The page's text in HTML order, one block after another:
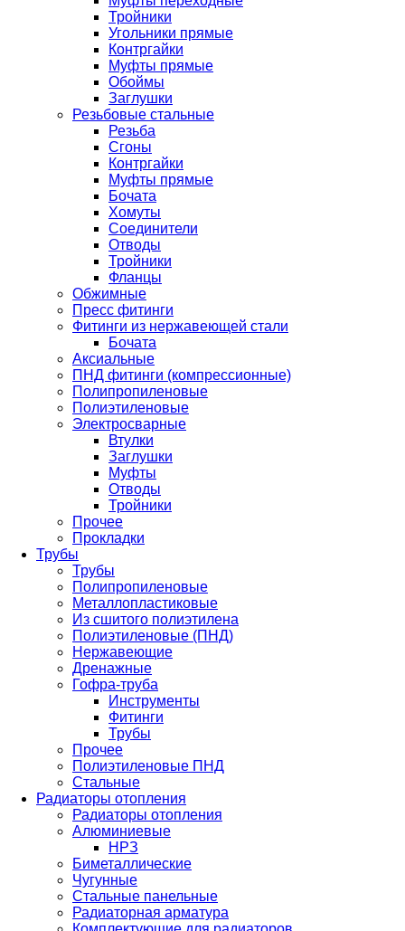
Тройники
Угольники прямые
Контргайки
Муфты прямые
Обоймы
Заглушки
Резьбовые стальные
Резьба
Сгоны
Контргайки
Муфты прямые
Бочата
Хомуты
Соединители
Отводы
Тройники
Фланцы
Обжимные
Пресс фитинги
Фитинги из нержавеющей стали
Бочата
Аксиальные
ПНД фитинги (компрессионные)
Полипропиленовые
Полиэтиленовые
Электросварные
Втулки
Заглушки
Муфты
Отводы
Тройники
Прочее
Прокладки
Трубы
Трубы
Полипропиленовые
Металлопластиковые
Из сшитого полиэтилена
Полиэтиленовые (ПНД)
Нержавеющие
Дренажные
Гофра-труба
Инструменты
Фитинги
Трубы
Прочее
Полиэтиленовые ПНД
Стальные
Радиаторы отопления
Радиаторы отопления
Алюминиевые
НРЗ
Биметаллические
Чугунные
Стальные панельные
Радиаторная арматура